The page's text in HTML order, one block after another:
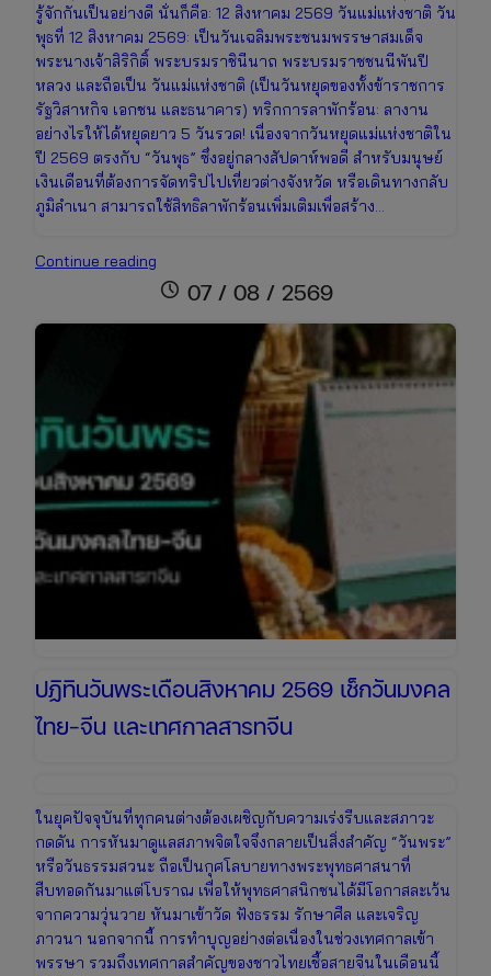
รู้จักกันเป็นอย่างดี นั่นก็คือ: 12 สิงหาคม 2569 วันแม่แห่งชาติ วัน
พุธที่ 12 สิงหาคม 2569: เป็นวันเฉลิมพระชนมพรรษาสมเด็จ
พระนางเจ้าสิริกิติ์ พระบรมราชินีนาถ พระบรมราชชนนีพันปี
หลวง และถือเป็น วันแม่แห่งชาติ (เป็นวันหยุดของทั้งข้าราชการ
รัฐวิสาหกิจ เอกชน และธนาคาร) ทริกการลาพักร้อน: ลางาน
อย่างไรให้ได้หยุดยาว 5 วันรวด! เนื่องจากวันหยุดแม่แห่งชาติใน
ปี 2569 ตรงกับ “วันพุธ” ซึ่งอยู่กลางสัปดาห์พอดี สำหรับมนุษย์
เงินเดือนที่ต้องการจัดทริปไปเที่ยวต่างจังหวัด หรือเดินทางกลับ
ภูมิลำเนา สามารถใช้สิทธิลาพักร้อนเพิ่มเติมเพื่อสร้าง…
Continue reading
ปฏิทิน
เช็ก
วัน
หยุด
ยาว
เตรียม
ตัว
เที่ยว
schedule 07 / 08 / 2569
ปฏิทินวันพระเดือนสิงหาคม 2569 เช็กวันมงคล
ไทย-จีน และเทศกาลสารทจีน
ในยุคปัจจุบันที่ทุกคนต่างต้องเผชิญกับความเร่งรีบและสภาวะ
กดดัน การหันมาดูแลสภาพจิตใจจึงกลายเป็นสิ่งสำคัญ “วันพระ”
หรือวันธรรมสวนะ ถือเป็นกุศโลบายทางพระพุทธศาสนาที่
สืบทอดกันมาแต่โบราณ เพื่อให้พุทธศาสนิกชนได้มีโอกาสละเว้น
จากความวุ่นวาย หันมาเข้าวัด ฟังธรรม รักษาศีล และเจริญ
ภาวนา นอกจากนี้ การทำบุญอย่างต่อเนื่องในช่วงเทศกาลเข้า
พรรษา รวมถึงเทศกาลสำคัญของชาวไทยเชื้อสายจีนในเดือนนี้